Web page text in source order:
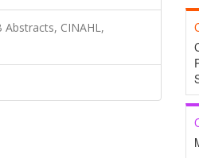
Abstracts, CINAHL,